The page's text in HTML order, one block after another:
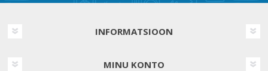
INFORMATSIOON
MINU KONTO